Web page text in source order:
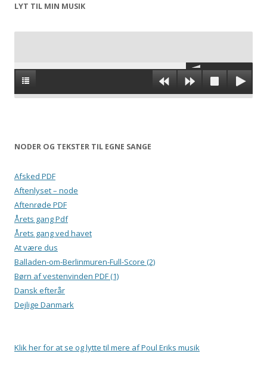
LYT TIL MIN MUSIK
NODER OG TEKSTER TIL EGNE SANGE
Afsked PDF
Aftenlyset – node
Aftenrøde PDF
Årets gang Pdf
Årets gang ved havet
At være dus
Balladen-om-Berlinmuren-Full-Score (2)
Børn af vestenvinden PDF (1)
Dansk efterår
Dejlige Danmark
Klik her for at se og lytte til mere af Poul Eriks musik